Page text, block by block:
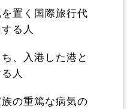
置く国際旅行代
る人
、入港した港と
人
の重篤な病気の